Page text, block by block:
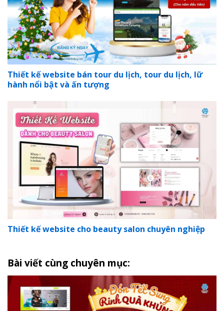
Thiết kế website bán tour du lịch, tour du lịch, lữ
hành nổi bật và ấn tượng
Thiết kế website cho beauty salon chuyên nghiệp
Bài viết cùng chuyên mục: